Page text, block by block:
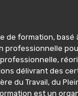
formation, basé
professionnelle
délivrant des
du Travail, du
est un